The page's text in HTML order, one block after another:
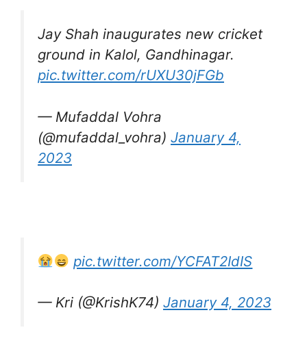
Jay Shah inaugurates new cricket
ground in Kalol, Gandhinagar.
pic.twitter.com/rUXU30jFGb
— Mufaddal Vohra
(@mufaddal_vohra) January 4,
2023
pic.twitter.com/YCFAT2IdIS
— Kri (@KrishK74) January 4, 2023